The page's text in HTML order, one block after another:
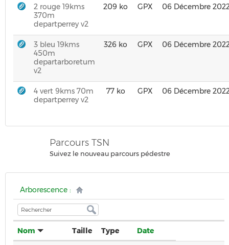
2 rouge 19kms
370m
departperrey v2
209 ko GPX 06 Décembre
3 bleu 19kms
450m
departarboretum
v2
326 ko GPX 06 Décembre
4 vert 9kms 70m
departperrey v2
77 ko GPX 06 Décembre
Parcours TSN
Suivez le nouveau parcours pédestre
Arborescence :
Nom Taille Type Date